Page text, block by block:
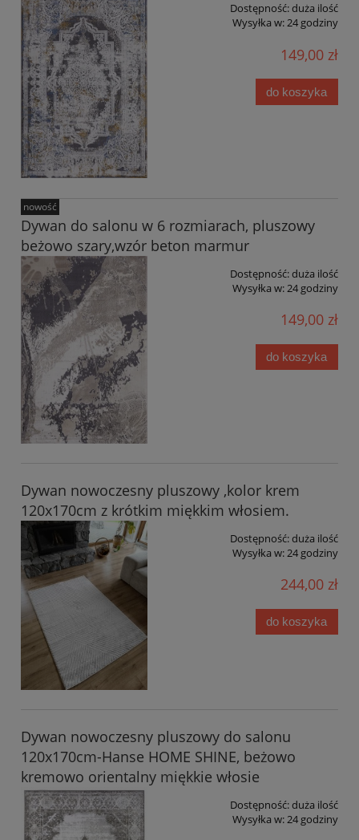
Dostępność:duża ilość
Wysyłka w:24 godziny
149,00 zł
do koszyka
Dywan do salonu w 6 rozmiarach, pluszowy
beżowo szary,wzór beton marmur
Dostępność:duża ilość
Wysyłka w: 24 godziny
149,00 zł
do koszyka
nowość
Dywan nowoczesny pluszowy ,kolor krem
120x170cm z krótkim miękkim włosiem.
Dostępność:duża ilość
Wysyłka w:24 godziny
244,00 zł
do koszyka
Dywan nowoczesny pluszowy do salonu
120x170cm-Hanse HOME SHINE, beżowo
kremowo orientalny miękkie włosie
Dostępność:duża ilość
Wysyłka w:24 godziny